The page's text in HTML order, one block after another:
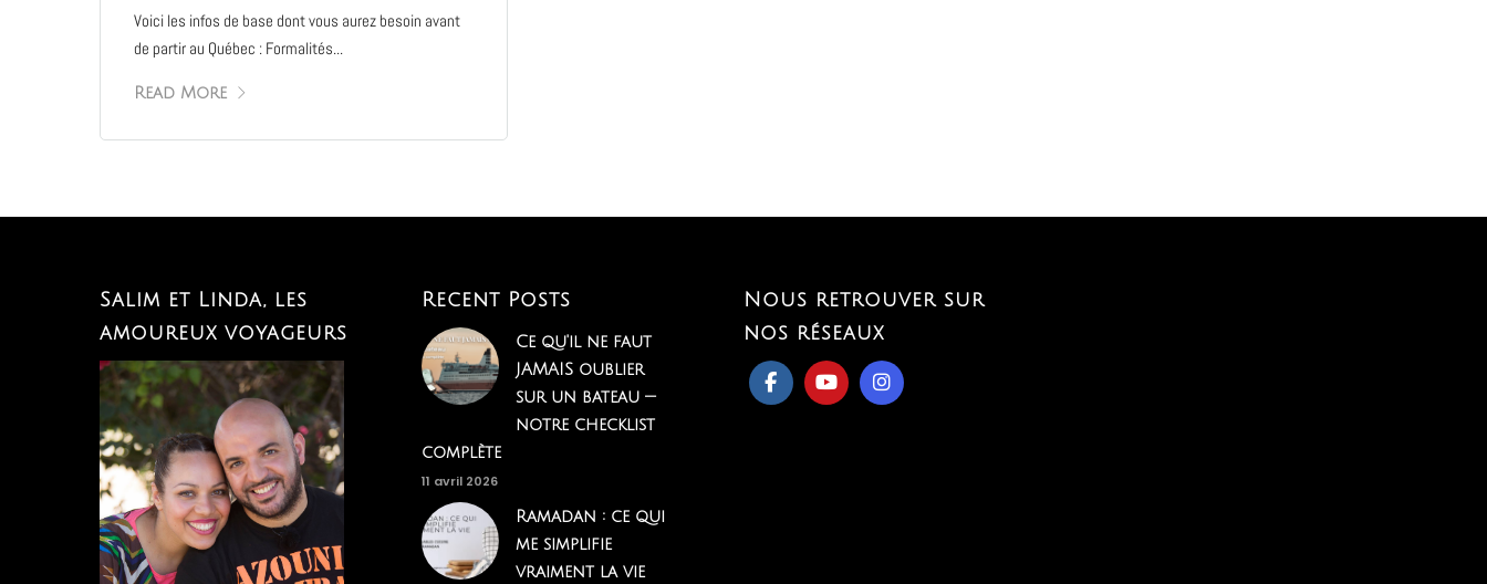
Voici les infos de base dont vous aurez besoin avant
de partir au Québec : Formalités...
Read More
Salim et Linda, les
amoureux voyageurs
Recent Posts
Ce qu'il ne faut
JAMAIS oublier
sur un bateau —
notre checklist
complète
11 avril 2026
Ramadan : ce qui
me simplifie
vraiment la vie
Nous retrouver sur
nos réseaux